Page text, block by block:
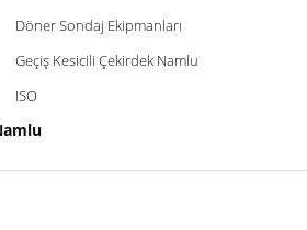
Döner Sondaj Ekipmanları
Geçiş Kesicili Çekirdek Namlu
ISO